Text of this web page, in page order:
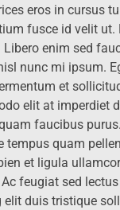
eros in cursus
fusce id velit ut.
enim sed
nunc mi ipsum.
et
elit at imperdiet
faucibus
tempus quam
et ligula
feugiat sed
elit duis tristique